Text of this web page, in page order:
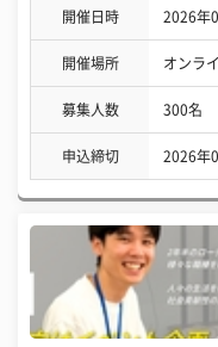
開催日時 2026年
開催場所 オンラ
募集人数 300名
申込締切 2026年